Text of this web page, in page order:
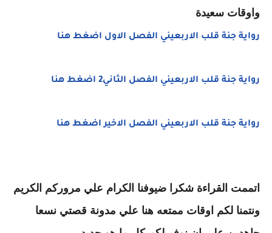
واوقات سعيدة
رواية جنة قلب الاربعيني الفصل الاول اضغط هنا
رواية جنة قلب الاربعيني الفصل الثاني2 اضغط هنا
رواية جنة قلب الاربعيني الفصل الاخير اضغط هنا
اتممت القراءة شكرا ضيوفنا الكرام علي مروركم الكريم
ونتمنا لكم اوقات ممتعه هنا علي مدونة قصتي نسعا